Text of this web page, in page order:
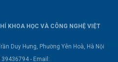
KHOA HỌC VÀ CÔNG NGHỆ VIỆT
Duy Hưng, Phường Yên Hoà, Hà Nội
39436794 - Email: